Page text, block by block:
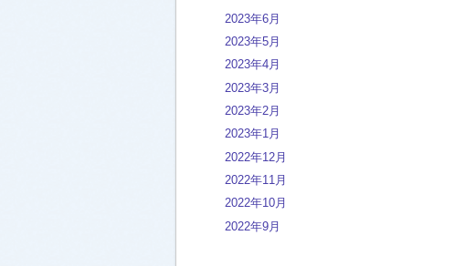
2023年6月
2023年5月
2023年4月
2023年3月
2023年2月
2023年1月
2022年12月
2022年11月
2022年10月
2022年9月